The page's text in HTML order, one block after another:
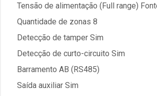
Tensão de alimentação (Full range)
Quantidade de zonas 8
Detecção de tamper Sim
Detecção de curto-circuito Sim
Barramento AB (RS485)
Saída auxiliar Sim